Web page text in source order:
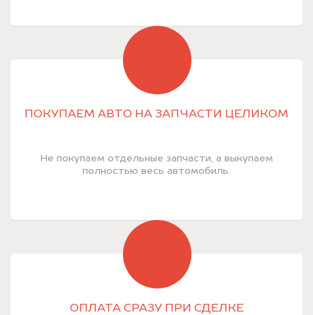
ПОКУПАЕМ АВТО НА ЗАПЧАСТИ ЦЕЛИКОМ
Не покупаем отдельные запчасти, а выкупаем
полностью весь автомобиль.
ОПЛАТА СРАЗУ ПРИ СДЕЛКЕ